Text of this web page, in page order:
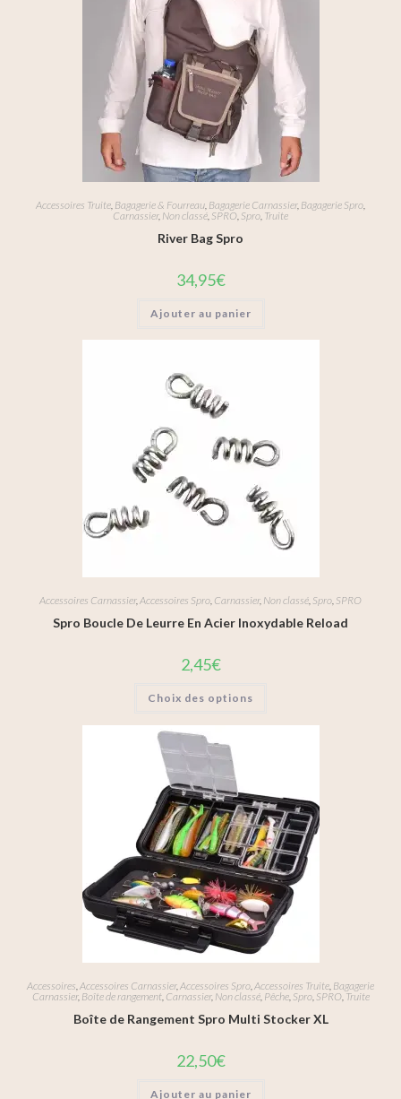
Accessoires Truite Bagagerie & Fourreau Bagagerie Carnassier, Bagagerie Spro
Carnassier, Non classé SPRO Spro Truite
River Bag Spro
34,95€
Ajouter au panier
Accessoires Carnassier,Accessoires Spro, Carnassier, Non classé, Spro, SPRO
Spro Boucle De Leurre En Acier Inoxydable Reload
2,45€
Choix des options
Accessoires Accessoires Carnassier, Accessoires Spro Accessoires Truite Bagagerie
Carnassier, Boîte de rangement, Carnassier, Non classé, Pêche, Spro, SPRO, Truite
Boîte de Rangement Spro Multi Stocker XL
22,50€
Ajouter au panier